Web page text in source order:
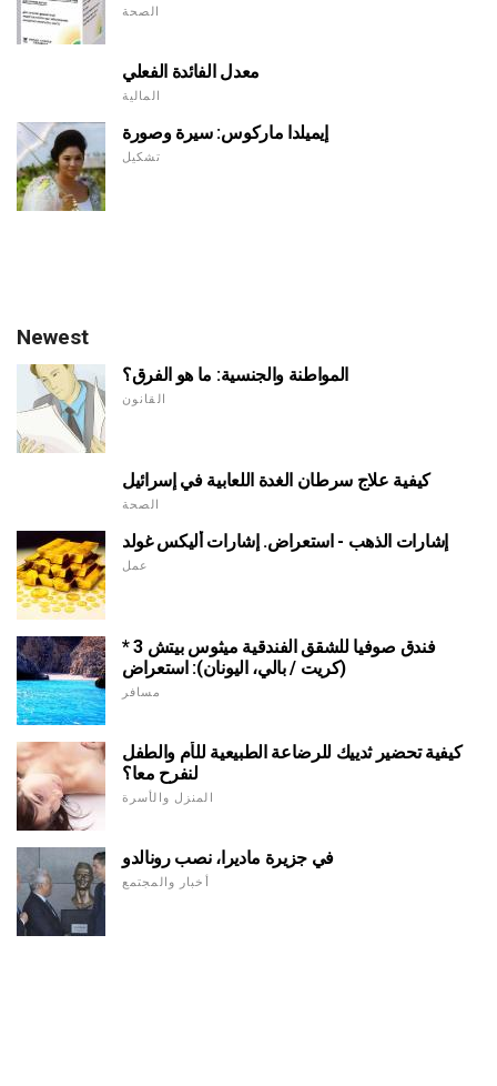
الصحة
معدل الفائدة الفعلي
المالية
إيميلدا ماركوس: سيرة وصورة
تشكيل
Newest
المواطنة والجنسية: ما هو الفرق؟
القانون
كيفية علاج سرطان الغدة اللعابية في إسرائيل
الصحة
إشارات الذهب - استعراض. إشارات أليكس غولد
عمل
فندق صوفيا للشقق الفندقية ميثوس بيتش 3 *
(كريت / بالي، اليونان): استعراض
مسافر
كيفية تحضير ثدييك للرضاعة الطبيعية للأم والطفل
لنفرح معا؟
المنزل والأسرة
في جزيرة ماديرا، نصب رونالدو
أخبار والمجتمع